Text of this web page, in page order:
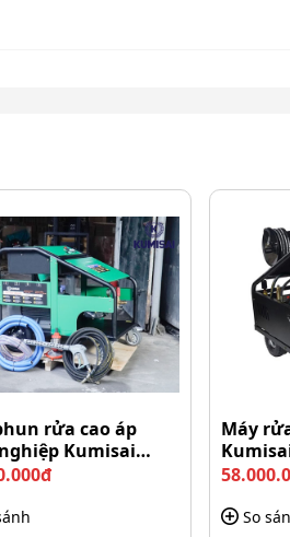
rửa cao áp
Kumisai
15
Máy
(15Kw)
So